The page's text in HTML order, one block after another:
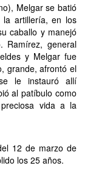
Melgar se batió
la artillería, en los
caballo y manejó
Ramírez, general
y Melgar fue
grande, afrontó el
le instauró allí
al patíbulo como
vida a la
12 de marzo de
los 25 años.